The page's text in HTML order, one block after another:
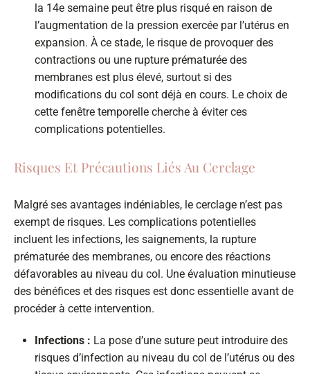
la 14e semaine peut être plus risqué en raison de
l’augmentation de la pression exercée par l’utérus en
expansion. À ce stade, le risque de provoquer des
contractions ou une rupture prématurée des
membranes est plus élevé, surtout si des
modifications du col sont déjà en cours. Le choix de
cette fenêtre temporelle cherche à éviter ces
complications potentielles.
Risques Et Précautions Liés Au Cerclage
Malgré ses avantages indéniables, le cerclage n’est pas
exempt de risques. Les complications potentielles
incluent les infections, les saignements, la rupture
prématurée des membranes, ou encore des réactions
défavorables au niveau du col. Une évaluation minutieuse
des bénéfices et des risques est donc essentielle avant de
procéder à cette intervention.
Infections : La pose d’une suture peut introduire des
risques d’infection au niveau du col de l’utérus ou des